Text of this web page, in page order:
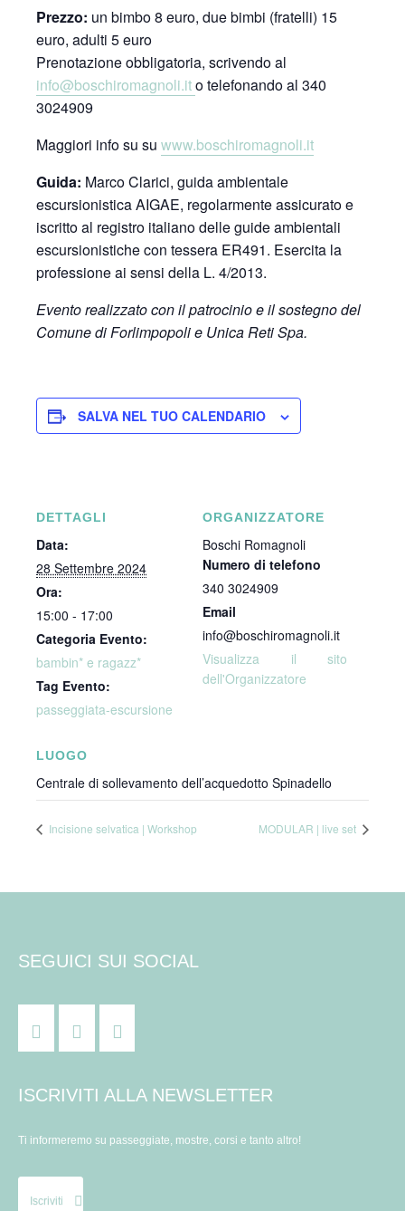
Prezzo: un bimbo 8 euro, due bimbi (fratelli) 15
euro, adulti 5 euro
Prenotazione obbligatoria, scrivendo al
info@boschiromagnoli.ito telefonando al 340
3024909
Maggiori info su su www.boschiromagnoli.it
Guida: Marco Clarici, guida ambientale
escursionistica AIGAE, regolarmente assicurato e
iscritto al registro italiano delle guide ambientali
escursionistiche con tessera ER491. Esercita la
professione ai sensi della L. 4/2013.
Evento realizzato con il patrocinio e il sostegno del
Comune di Forlimpopoli e Unica Reti Spa.
SALVA NEL TUO CALENDARIO
DETTAGLI
Data:
28 Settembre 2024
Ora:
15:00 - 17:00
Categoria Evento:
bambin* e ragazz*
Tag Evento:
passeggiata-escursione
LUOGO
Centrale di sollevamento dell’acquedotto Spinadello
ORGANIZZATORE
Boschi Romagnoli
Numero di telefono
340 3024909
Email
info@boschiromagnoli.it
Visualizza il sito
dell'Organizzatore
Incisione selvatica | Workshop MODULAR | live set
SEGUICI SUI SOCIAL
ISCRIVITI ALLA NEWSLETTER
Ti informeremo su passeggiate, mostre, corsi e tanto altro!
Iscriviti